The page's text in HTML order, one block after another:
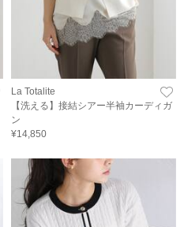
La Totalite
【洗える】接結シアー半袖カーディガ
ン
¥14,850